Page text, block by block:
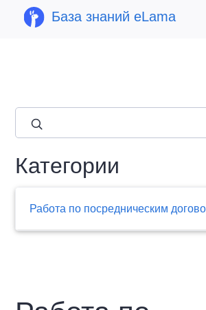
База знаний eLama
Категории
Работа по посредническим